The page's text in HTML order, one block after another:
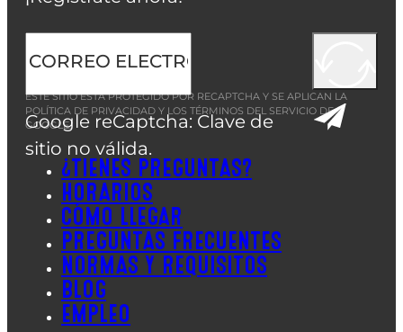
Google reCaptcha: Clave de
sitio no válida.
ESTE SITIO ESTÁ PROTEGIDO POR RECAPTCHA Y SE APLICAN LA
POLÍTICA DE PRIVACIDAD Y LOS TÉRMINOS DEL SERVICIO DE
GOOGLE.
¿TIENES PREGUNTAS?
HORARIOS
CÓMO LLEGAR
PREGUNTAS FRECUENTES
NORMAS Y REQUISITOS
BLOG
EMPLEO